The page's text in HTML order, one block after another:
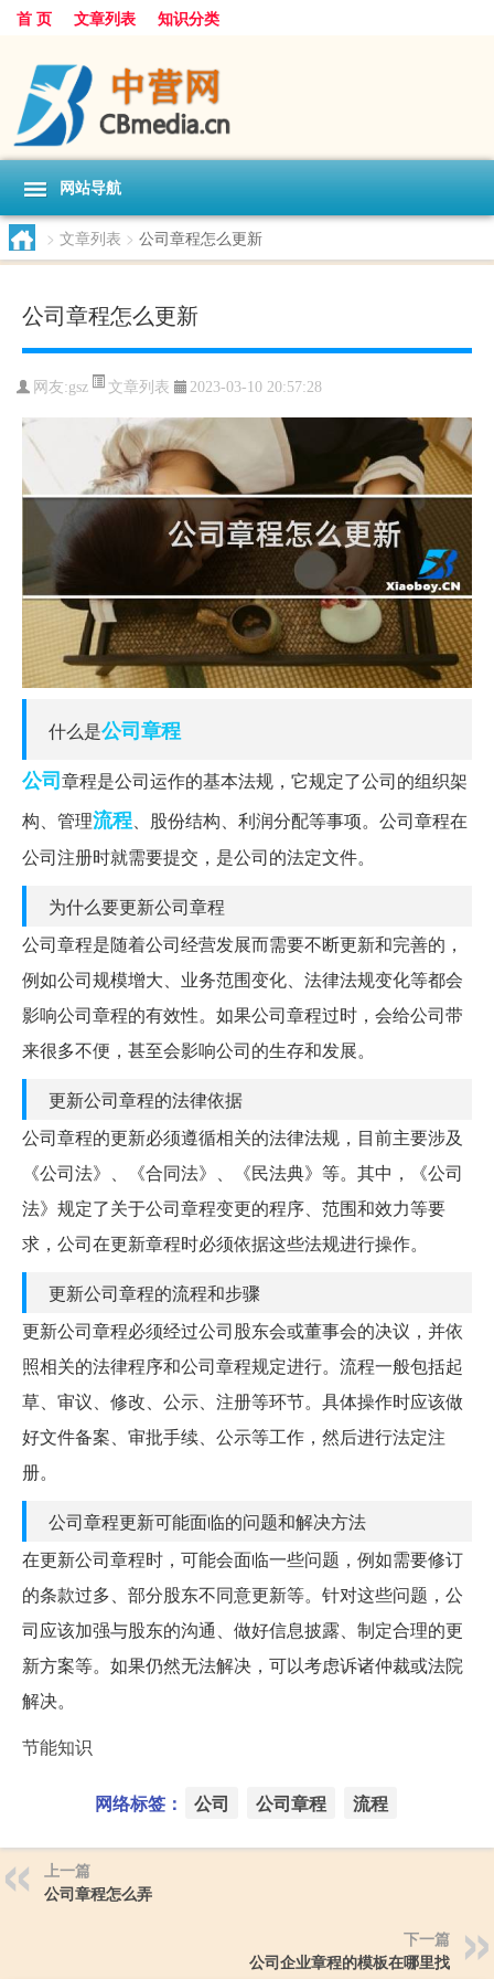
首 页 文章列表 知识分类
网站导航
> 文章列表 > 公司章程怎么更新
公司章程怎么更新
网友:gsz 文章列表 2023-03-10 20:57:28
什么是公司章程
公司章程是公司运作的基本法规，它规定了公司的组织架
构、管理流程 、股份结构、利润分配等事项。公司章程在
公司注册时就需要提交，是公司的法定文件。
为什么要更新公司章程
公司章程是随着公司经营发展而需要不断更新和完善的，
例如公司规模增大、业务范围变化、法律法规变化等都会
影响公司章程的有效性。如果公司章程过时，会给公司带
来很多不便，甚至会影响公司的生存和发展。
更新公司章程的法律依据
公司章程的更新必须遵循相关的法律法规，目前主要涉及
《公司法》、《合同法》、《民法典》等。其中，《公司
法》规定了关于公司章程变更的程序、范围和效力等要
求，公司在更新章程时必须依据这些法规进行操作。
更新公司章程的流程和步骤
更新公司章程必须经过公司股东会或董事会的决议，并依
照相关的法律程序和公司章程规定进行。流程一般包括起
草、审议、修改、公示、注册等环节。具体操作时应该做
好文件备案、审批手续、公示等工作，然后进行法定注
册。
公司章程更新可能面临的问题和解决方法
在更新公司章程时，可能会面临一些问题，例如需要修订
的条款过多、部分股东不同意更新等。针对这些问题，公
司应该加强与股东的沟通、做好信息披露、制定合理的更
新方案等。如果仍然无法解决，可以考虑诉诸仲裁或法院
解决。
节能知识
网络标签： 公司 公司章程 流程
上一篇
公司章程怎么弄
下一篇
公司企业章程的模板在哪里找